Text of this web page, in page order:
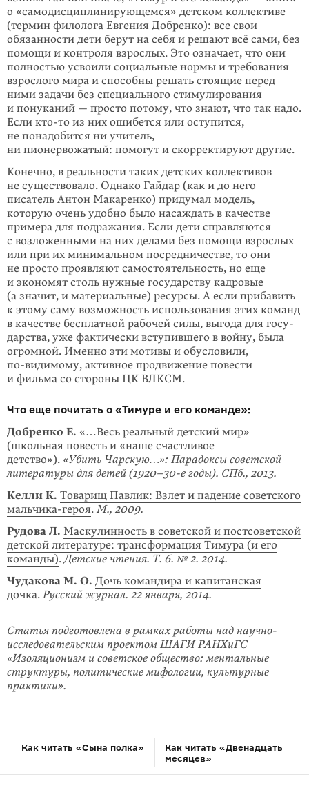
о «самодисциплинирующемся» детском коллективе
(термин филолога Евгения Добренко): все свои
обязанности дети берут на себя и реша­ют всё сами, без
помощи и контроля взрослых. Это означает, что они
полно­стью усвоили социальные нормы и требования
взрослого мира и способны ре­шать стоящие перед
ними задачи без специального стимулирования
и понука­ний — просто потому, что знают, что так надо.
Если кто-то из них ошибется или осту­пится,
не понадобится ни учитель,
ни пионервожатый: помогут и скор­­­­­­ректиру­ют другие.
Конечно, в реальности таких детских коллективов
не существовало. Однако Гай­дар (как и до него
писатель Антон Макаренко) придумал модель,
которую очень удобно было насаждать в качестве
примера для подражания. Если дети справляются
с возложенными на них делами без помощи взрослых
или при их минимальном посредничестве, то они
не просто проявляют самостоя­тель­­ность, но еще
и экономят столь нужные государству кадровые
(а значит, и материаль­ные) ресурсы. А если прибавить
к этому саму возможность исполь­зо­­вания этих команд
в качестве бесплатной рабочей силы, выгода для госу­
дарства, уже фак­тически вступившего в войну, была
огромной. Именно эти моти­вы и обу­сло­­­­вили,
по-видимому, активное продвижение повести
и фильма со стороны ЦК ВЛКСМ.
Что еще почитать о «Тимуре и его команде»:
Добренко Е. «…Весь реальный детский мир»
(школьная повесть и «наше счастливое
детство»). «Убить Чарскую…»: Парадоксы советской
литературы для детей (1920–30-е годы). СПб., 2013.
Келли К. Товарищ Павлик: Взлет и падение советского
мальчика-героя. М., 2009.
Рудова Л. Маскулинность в советской и постсоветской
детской литературе: трансформация Тимура (и его
команды).Детские чтения. Т. 6. № 2. 2014.
Чудакова М. О. Дочь командира и капитанская
дочка. Русский журнал. 22 января, 2014.
Статья подготовлена в рамках работы над научно-
исследовательским проектом ШАГИ РАНХиГС
«Изоляционизм и советское общество: ментальные
структуры, политические мифологии, культурные
практики».
Как читать «Сына полка»
Как читать «Двенадцать
месяцев»